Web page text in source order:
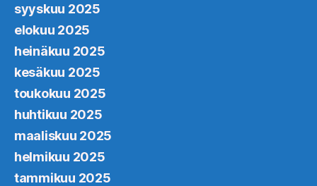
syyskuu 2025
elokuu 2025
heinäkuu 2025
kesäkuu 2025
toukokuu 2025
huhtikuu 2025
maaliskuu 2025
helmikuu 2025
tammikuu 2025